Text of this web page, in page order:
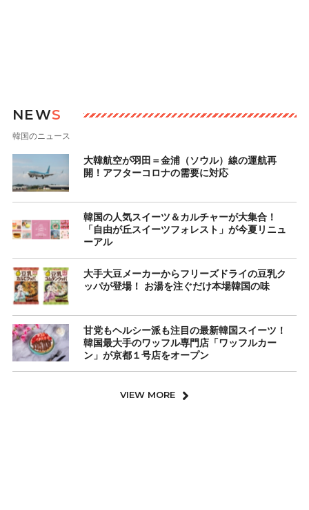
NEWS
韓国のニュース
大韓航空が羽田＝金浦（ソウル）線の運航再
開！アフターコロナの需要に対応
韓国の人気スイーツ＆カルチャーが大集合！
「自由が丘スイーツフォレスト」が今夏リニュ
ーアル
大手大豆メーカーからフリーズドライの豆乳ク
ッパが登場！ お湯を注ぐだけ本場韓国の味
甘党もヘルシー派も注目の最新韓国スイーツ！
韓国最大手のワッフル専門店「ワッフルカー
ン」が京都１号店をオープン
VIEW MORE